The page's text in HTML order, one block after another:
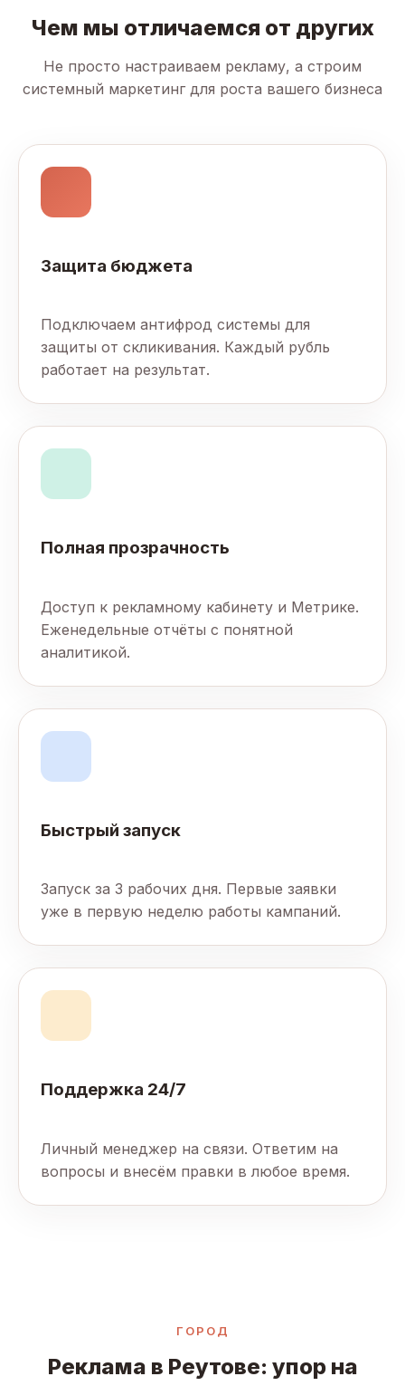
Чем мы отличаемся от других
Не просто настраиваем рекламу, а строим
системный маркетинг для роста вашего бизнеса
Защита бюджета
Подключаем антифрод системы для
защиты от скликивания. Каждый рубль
работает на результат.
Полная прозрачность
Доступ к рекламному кабинету и Метрике.
Еженедельные отчёты с понятной
аналитикой.
Быстрый запуск
Запуск за 3 рабочих дня. Первые заявки
уже в первую неделю работы кампаний.
Поддержка 24/7
Личный менеджер на связи. Ответим на
вопросы и внесём правки в любое время.
ГОРОД
Реклама в Реутове: упор на